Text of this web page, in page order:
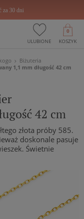
za 30 dni
ULUBIONE KOSZYK
0
Biżuteria
1,1 mm długość 42 cm
42 cm
złota próby 585.
doskonale pasuje
Świetnie